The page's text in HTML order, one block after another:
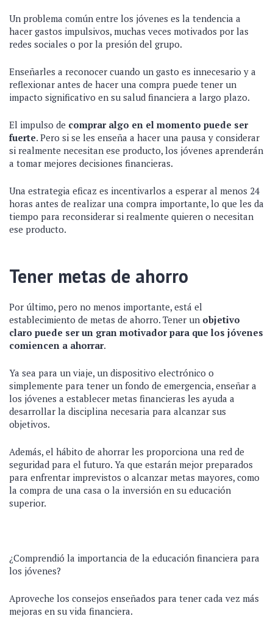
Un problema común entre los jóvenes es la tendencia a
hacer gastos impulsivos, muchas veces motivados por las
redes sociales o por la presión del grupo.
Enseñarles a reconocer cuando un gasto es innecesario y a
reflexionar antes de hacer una compra puede tener un
impacto significativo en su salud financiera a largo plazo.
El impulso de comprar algo en el momento puede ser
fuerte. Pero si se les enseña a hacer una pausa y considerar
si realmente necesitan ese producto, los jóvenes aprenderán
a tomar mejores decisiones financieras.
Una estrategia eficaz es incentivarlos a esperar al menos 24
horas antes de realizar una compra importante, lo que les da
tiempo para reconsiderar si realmente quieren o necesitan
ese producto.
Tener metas de ahorro
Por último, pero no menos importante, está el
establecimiento de metas de ahorro. Tener un objetivo
claro puede ser un gran motivador para que los jóvenes
comiencen a ahorrar.
Ya sea para un viaje, un dispositivo electrónico o
simplemente para tener un fondo de emergencia, enseñar a
los jóvenes a establecer metas financieras les ayuda a
desarrollar la disciplina necesaria para alcanzar sus
objetivos.
Además, el hábito de ahorrar les proporciona una red de
seguridad para el futuro. Ya que estarán mejor preparados
para enfrentar imprevistos o alcanzar metas mayores, como
la compra de una casa o la inversión en su educación
superior.
¿Comprendió la importancia de la educación financiera para
los jóvenes?
Aproveche los consejos enseñados para tener cada vez más
mejoras en su vida financiera.